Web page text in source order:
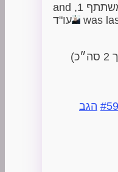
This topic has תגובה 1, משתתף 1, and
was
עו"ד
הגב